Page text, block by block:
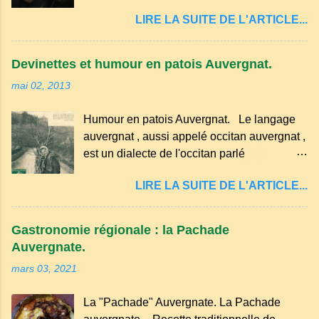
séchez-les sur un torchon.
marqué ses campagnes : Superstitions : Le
pain retourné. Quand, à un repas, un des
voisins se hâtent de planter dans le
aperçoit, il remet le pain sur le bon coté,
mais il doit payer autant de bouteilles de vin
qu’il y a de couteaux ou de fourchettes
d’Ambert). Les quatre chemins. Quand
deux chemins se rencontrent et se coupent,
leur intersection forme un carrefour qui a
LIRE LA SUITE DE L'ARTICLE...
Devinettes et humour en patois Auvergnat.
mai 02, 2013
Humour en patois Auvergnat. Le langage
auvergnat , aussi appelé occitan auvergnat ,
est un dialecte de l'occitan parlé
certaines parties du Massif central . Il
appartient à la famille des langues romanes
et est classé parmi les dialectes du nord-
occitan . Bien que le nombre de locuteurs
traditionnelle et les contes. Il a aussi
LIRE LA SUITE DE L'ARTICLE...
Gastronomie régionale : la Pachade
Auvergnate.
mars 03, 2021
La "Pachade" Auvergnate. La Pachade